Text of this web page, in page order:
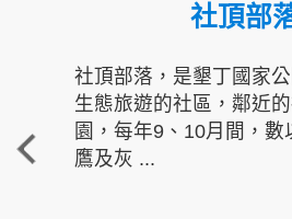
社頂部
社頂部落，是墾丁國家
生態旅遊的社區，鄰近
園，每年9、10月間，數
鷹及灰 ...